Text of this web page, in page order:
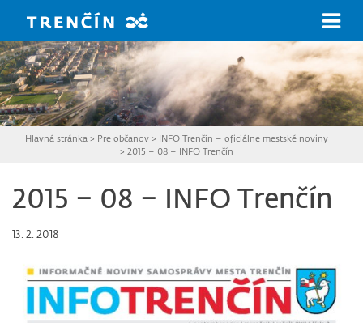
Hlavná stránka > Pre občanov > INFO Trenčín – oficiálne mestské noviny
> 2015 – 08 – INFO Trenčín
2015 – 08 – INFO Trenčín
13. 2. 2018